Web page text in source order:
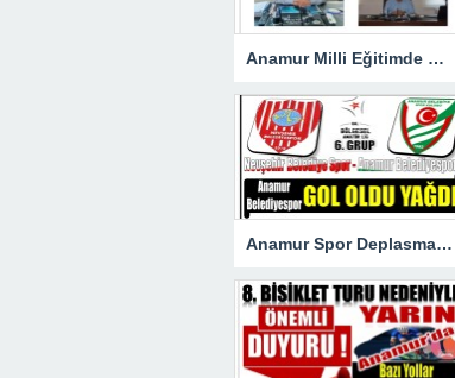
Anamur Milli Eğitimde Görev Değişimi : Hasan DOĞAN Atandı
Anamur Spor Deplasmanda Gol Oldu Yağdı!